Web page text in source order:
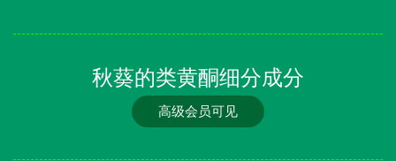
秋葵的类黄酮细分成分
高级会员可见